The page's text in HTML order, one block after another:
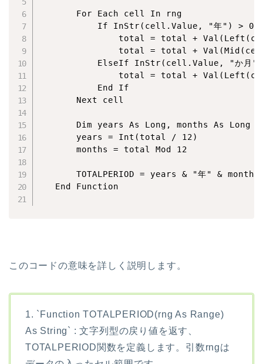
       For Each cell In rng
If InStr(cell.Value, "年") > 0
total = total +
total = total +
ElseIf InStr(cell.Value, "か月
total = total +
           End If
       Next cell
       Dim years As Long, months As Long
       years = Int(total / 12)
       months = total Mod 12
TOTALPERIOD = years & "年" & months
   End Function
このコードの意味を詳しく説明します。
1. `Function TOTALPERIOD(rng As Range)
As String` : 文字列型の戻り値を返す、
TOTALPERIOD関数を定義します。引数rngは